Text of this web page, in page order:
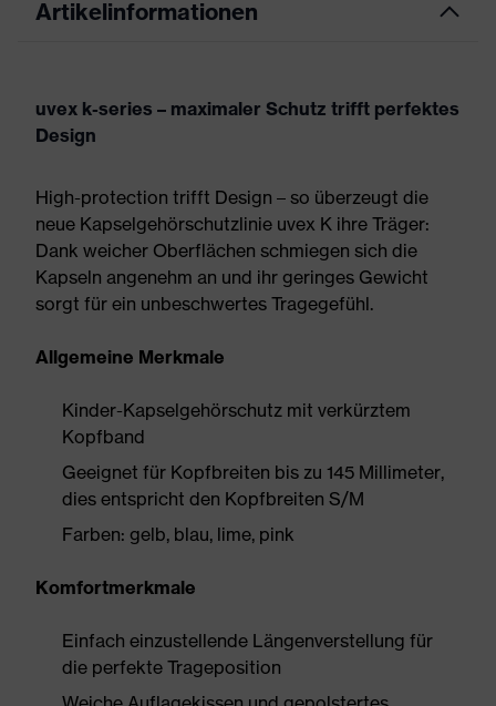
Artikelinformationen
uvex k-series – maximaler Schutz trifft perfektes
Design
High-protection trifft Design – so überzeugt die
neue Kapselgehörschutzlinie uvex K ihre Träger:
Dank weicher Oberflächen schmiegen sich die
Kapseln angenehm an und ihr geringes Gewicht
sorgt für ein unbeschwertes Tragegefühl.
Allgemeine Merkmale
Kinder-Kapselgehörschutz mit verkürztem
Kopfband
Geeignet für Kopfbreiten bis zu 145 Millimeter,
dies entspricht den Kopfbreiten S/M
Farben: gelb, blau, lime, pink
Komfortmerkmale
Einfach einzustellende Längenverstellung für
die perfekte Trageposition